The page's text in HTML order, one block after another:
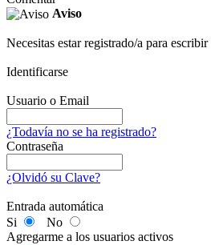
Aviso
Necesitas estar registrado/a para
Identificarse
Usuario o Email
¿Todavía no se ha registrado?
Contraseña
¿Olvidó su Clave?
Entrada automática
Si
No
Agregarme a los usuarios activos